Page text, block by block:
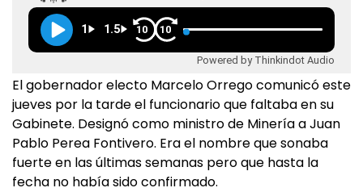
1 1.5 10 10
Powered by Thinkindot Audio
El gobernador electo Marcelo Orrego comunicó este
jueves por la tarde el funcionario que faltaba en su
Gabinete. Designó como ministro de Minería a Juan
Pablo Perea Fontivero. Era el nombre que sonaba
fuerte en las últimas semanas pero que hasta la
fecha no había sido confirmado.